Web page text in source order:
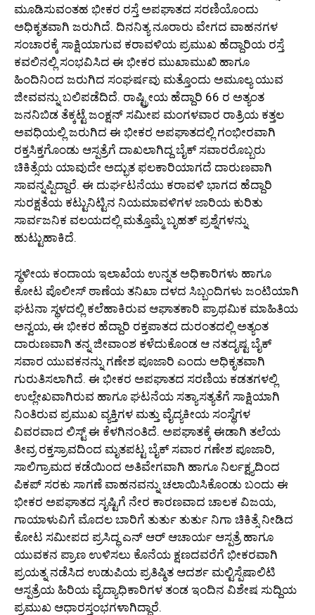
ಮೂಡಿಸುವಂತಹ ಭೀಕರ ರಸ್ತೆ ಅಪಘಾತದ ಸರಣಿಯೊಂದು
ಅಧಿಕೃತವಾಗಿ ಜರುಗಿದೆ. ದಿನನಿತ್ಯ ನೂರಾರು ವೇಗದ ವಾಹನಗಳ
ಸಂಚಾರಕ್ಕೆ ಸಾಕ್ಷಿಯಾಗುವ ಕರಾವಳಿಯ ಪ್ರಮುಖ ಹೆದ್ದಾರಿಯ ರಸ್ತೆ
ಕವಲಿನಲ್ಲಿ ಸಂಭವಿಸಿದ ಈ ಭೀಕರ ಮುಖಾಮುಖಿ ಹಾಗೂ
ಹಿಂದಿನಿಂದ ಜರುಗಿದ ಸಂಘರ್ಷವು ಮತ್ತೊಂದು ಅಮೂಲ್ಯ ಯುವ
ಜೀವವನ್ನು ಬಲಿಪಡೆದಿದೆ. ರಾಷ್ಟ್ರೀಯ ಹೆದ್ದಾರಿ 66 ರ ಅತ್ಯಂತ
ಜನನಿಬಿಡ ತೆಕ್ಕಟ್ಟೆ ಜಂಕ್ಷನ್ ಸಮೀಪ ಮಂಗಳವಾರ ರಾತ್ರಿಯ ಕತ್ತಲ
ಅವಧಿಯಲ್ಲಿ ಜರುಗಿದ ಈ ಭೀಕರ ಅಪಘಾತದಲ್ಲಿ ಗಂಭೀರವಾಗಿ
ರಕ್ತಸಿಕ್ತಗೊಂಡು ಆಸ್ಪತ್ರೆಗೆ ದಾಖಲಾಗಿದ್ದ ಬೈಕ್ ಸವಾರರೊಬ್ಬರು
ಚಿಕಿತ್ಸೆಯ ಯಾವುದೇ ಅದ್ಭುತ ಫಲಕಾರಿಯಾಗದೆ ದಾರುಣವಾಗಿ
ಸಾವನ್ನಪ್ಪಿದ್ದಾರೆ. ಈ ದುರ್ಘಟನೆಯು ಕರಾವಳಿ ಭಾಗದ ಹೆದ್ದಾರಿ
ಸುರಕ್ಷತೆಯ ಕಟ್ಟುನಿಟ್ಟಿನ ನಿಯಮಾವಳಿಗಳ ಜಾರಿಯ ಕುರಿತು
ಸಾರ್ವಜನಿಕ ವಲಯದಲ್ಲಿ ಮತ್ತೊಮ್ಮೆ ಬೃಹತ್ ಪ್ರಶ್ನೆಗಳನ್ನು
ಹುಟ್ಟುಹಾಕಿದೆ.
ಸ್ಥಳೀಯ ಕಂದಾಯ ಇಲಾಖೆಯ ಉನ್ನತ ಅಧಿಕಾರಿಗಳು ಹಾಗೂ
ಕೋಟ ಪೊಲೀಸ್ ಠಾಣೆಯ ತನಿಖಾ ದಳದ ಸಿಬ್ಬಂದಿಗಳು ಜಂಟಿಯಾಗಿ
ಘಟನಾ ಸ್ಥಳದಲ್ಲಿ ಕಲೆಹಾಕಿರುವ ಆಘಾತಕಾರಿ ಪ್ರಾಥಮಿಕ ಮಾಹಿತಿಯ
ಅನ್ವಯ, ಈ ಭೀಕರ ಹೆದ್ದಾರಿ ರಕ್ತಪಾತದ ದುರಂತದಲ್ಲಿ ಅತ್ಯಂತ
ದಾರುಣವಾಗಿ ತನ್ನ ಜೀವಾಂಶ ಕಳೆದುಕೊಂಡ ಆ ನತದೃಷ್ಟ ಬೈಕ್
ಸವಾರ ಯುವಕನನ್ನು ಗಣೇಶ ಪೂಜಾರಿ ಎಂದು ಅಧಿಕೃತವಾಗಿ
ಗುರುತಿಸಲಾಗಿದೆ. ಈ ಭೀಕರ ಅಪಘಾತದ ಸರಣಿಯ ಕಡತಗಳಲ್ಲಿ
ಉಲ್ಲೇಖವಾಗಿರುವ ಹಾಗೂ ಘಟನೆಯ ಸತ್ಯಾಸತ್ಯತೆಗೆ ಸಾಕ್ಷಿಯಾಗಿ
ನಿಂತಿರುವ ಪ್ರಮುಖ ವ್ಯಕ್ತಿಗಳ ಮತ್ತು ವೈದ್ಯಕೀಯ ಸಂಸ್ಥೆಗಳ
ವಿವರವಾದ ಲಿಸ್ಟ್ ಈ ಕೆಳಗಿನಂತಿದೆ. ಅಪಘಾತಕ್ಕೆ ಈಡಾಗಿ ತಲೆಯ
ತೀವ್ರ ರಕ್ತಸ್ರಾವದಿಂದ ಮೃತಪಟ್ಟ ಬೈಕ್ ಸವಾರ ಗಣೇಶ ಪೂಜಾರಿ,
ಸಾಲಿಗ್ರಾಮದ ಕಡೆಯಿಂದ ಅತಿವೇಗವಾಗಿ ಹಾಗೂ ನಿರ್ಲಕ್ಷ್ಯದಿಂದ
ಪಿಕಪ್ ಸರಕು ಸಾಗಣೆ ವಾಹನವನ್ನು ಚಲಾಯಿಸಿಕೊಂಡು ಬಂದು ಈ
ಭೀಕರ ಅಪಘಾತದ ಸೃಷ್ಟಿಗೆ ನೇರ ಕಾರಣವಾದ ಚಾಲಕ ವಿಜಯ,
ಗಾಯಾಳುವಿಗೆ ಮೊದಲ ಬಾರಿಗೆ ತುರ್ತು ತುರ್ತು ನಿಗಾ ಚಿಕಿತ್ಸೆ ನೀಡಿದ
ಕೋಟ ಸಮೀಪದ ಪ್ರಸಿದ್ಧ ಎನ್ ಆರ್ ಆಚಾರ್ಯ ಆಸ್ಪತ್ರೆ ಹಾಗೂ
ಯುವಕನ ಪ್ರಾಣ ಉಳಿಸಲು ಕೊನೆಯ ಕ್ಷಣದವರೆಗೆ ಭೀಕರವಾಗಿ
ಪ್ರಯತ್ನ ನಡೆಸಿದ ಉಡುಪಿಯ ಪ್ರತಿಷ್ಠಿತ ಆದರ್ಶ ಮಲ್ಟಿಸ್ಪೆಷಾಲಿಟಿ
ಆಸ್ಪತ್ರೆಯ ಹಿರಿಯ ವೈದ್ಯಾಧಿಕಾರಿಗಳ ತಂಡ ಇಂದಿನ ವಿಶೇಷ ಸುದ್ದಿಯ
ಪ್ರಮುಖ ಆಧಾರಸ್ತಂಭಗಳಾಗಿದ್ದಾರೆ.